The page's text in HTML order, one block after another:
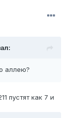
аллею?
пустят как 7 и